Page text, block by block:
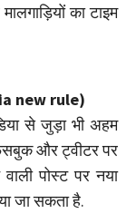
का टाइम
new rule)
से जुड़ा भी अहम
और ट्वीटर पर
वाली पोस्ट पर नया
जा सकता है.